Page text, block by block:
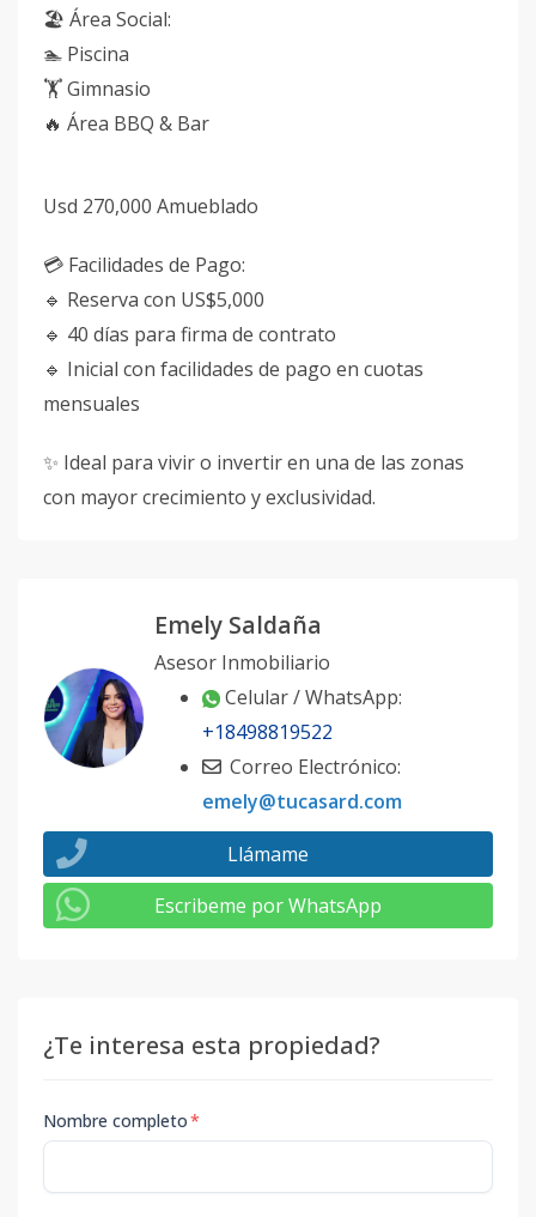
🏖️ Área Social:
🏊 Piscina
🏋️ Gimnasio
🔥 Área BBQ & Bar
Usd 270,000 Amueblado
💳 Facilidades de Pago:
🔹 Reserva con US$5,000
🔹 40 días para firma de contrato
🔹 Inicial con facilidades de pago en cuotas
mensuales
✨ Ideal para vivir o invertir en una de las zonas
con mayor crecimiento y exclusividad.
Emely Saldaña
Asesor Inmobiliario
Celular / WhatsApp:
+18498819522
Correo Electrónico:
emely@tucasard.com
Llámame
Escribeme por WhatsApp
¿Te interesa esta propiedad?
Nombre completo*